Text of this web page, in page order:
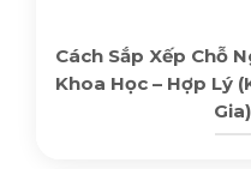
Cách Sắp Xếp Chỗ
Khoa Học – Hợp Lý
Gia)